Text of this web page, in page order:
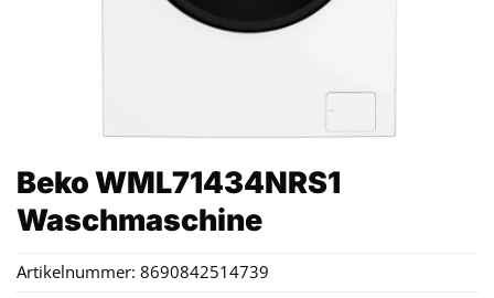
Beko WML71434NRS1
Waschmaschine
Artikelnummer: 8690842514739